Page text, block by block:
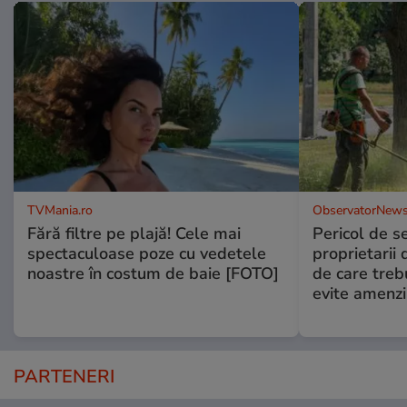
TVMania.ro
Fără filtre pe plajă! Cele mai
spectaculoase poze cu vedetele
noastre în costum de baie [FOTO]
Pericol de
proprietarii
de care
evite
PARTENERI